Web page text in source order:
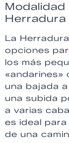
Modalidad
Herradura
La
opciones
los más
«andarines»
una bajada
una subida
a varias
es ideal
de una